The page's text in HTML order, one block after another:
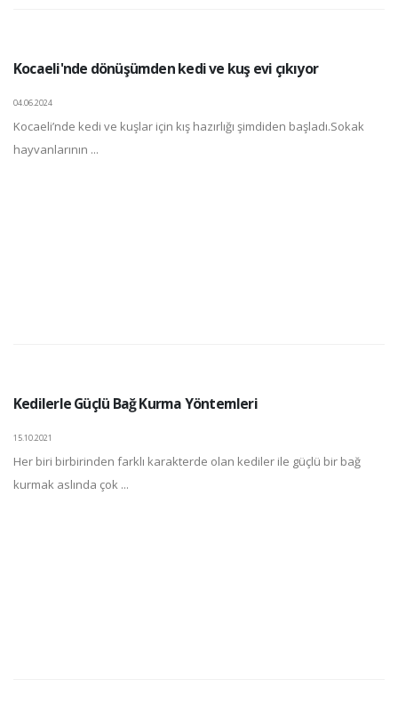
Kocaeli'nde dönüşümden kedi ve kuş evi çıkıyor
04.06.2024
Kocaeli’nde kedi ve kuşlar için kış hazırlığı şimdiden başladı.Sokak
hayvanlarının ...
Kedilerle Güçlü Bağ Kurma Yöntemleri
15.10.2021
Her biri birbirinden farklı karakterde olan kediler ile güçlü bir bağ
kurmak aslında çok ...